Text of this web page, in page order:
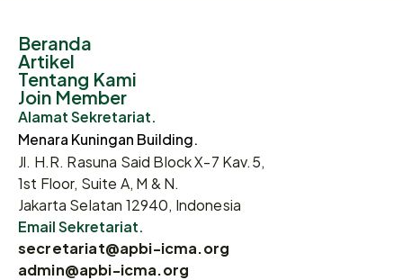
Beranda
Artikel
Tentang Kami
Join Member
Alamat Sekretariat.
Menara Kuningan Building.
Jl. H.R. Rasuna Said Block X-7 Kav.5,
1st Floor, Suite A, M & N.
Jakarta Selatan 12940, Indonesia
Email Sekretariat.
secretariat@apbi-icma.org
admin@apbi-icma.org